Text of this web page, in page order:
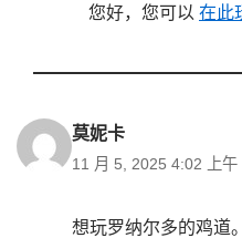
您好，您可以 在此
莫妮卡
11 月 5, 2025 4:02 上午
想玩罗纳尔多的鸡道